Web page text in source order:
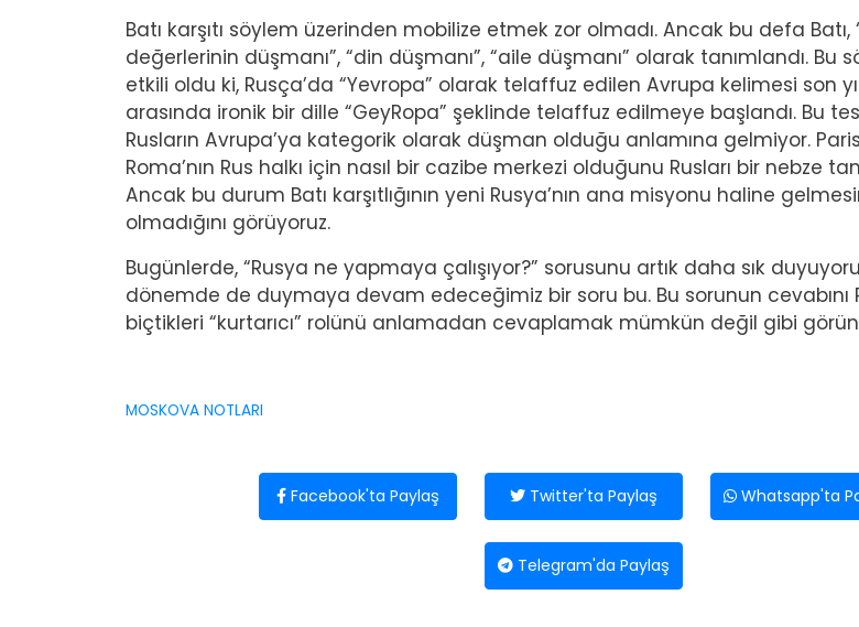
Batı karşıtı söylem üzerinden mobilize etmek zor olmadı. Ancak bu defa Batı,
değerlerinin düşmanı”, “din düşmanı”, “aile düşmanı” olarak tanımlandı. Bu
etkili oldu ki, Rusça’da “Yevropa” olarak telaffuz edilen Avrupa kelimesi son
arasında ironik bir dille “GeyRopa” şeklinde telaffuz edilmeye başlandı. Bu
Rusların Avrupa’ya kategorik olarak düşman olduğu anlamına gelmiyor.
Roma’nın Rus halkı için nasıl bir cazibe merkezi olduğunu Rusları bir nebze
Ancak bu durum Batı karşıtlığının yeni Rusya’nın ana misyonu haline
olmadığını görüyoruz.
Bugünlerde, “Rusya ne yapmaya çalışıyor?” sorusunu artık daha sık
dönemde de duymaya devam edeceğimiz bir soru bu. Bu sorunun cevabını
biçtikleri “kurtarıcı” rolünü anlamadan cevaplamak mümkün değil gibi
MOSKOVA NOTLARI
Facebook'ta Paylaş Twitter'ta Paylaş Whatsapp'ta
Telegram'da Paylaş